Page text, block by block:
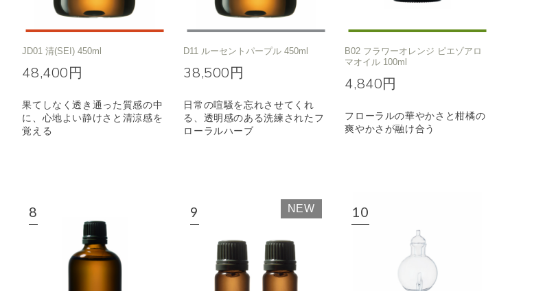
JD01 清(SEI) 450ml
48,400円
果てしなく透き通った質感の中
に、心地よい静けさと清涼感を
覚える
D11 ルーセントパープル 450ml
38,500円
日常の喧騒を忘れさせてくれ
る、透明感のある洗練されたフ
ローラルハーブ
B02 フラワーオレンジ ピエゾアロ
マオイル 100ml
4,840円
フローラルの華やかさと柑橘の
爽やかさが融け合う
NEW